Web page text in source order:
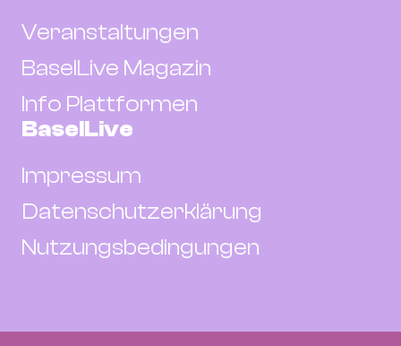
Veranstaltungen
BaselLive Magazin
Info Plattformen
BaselLive
Impressum
Datenschutzerklärung
Nutzungsbedingungen